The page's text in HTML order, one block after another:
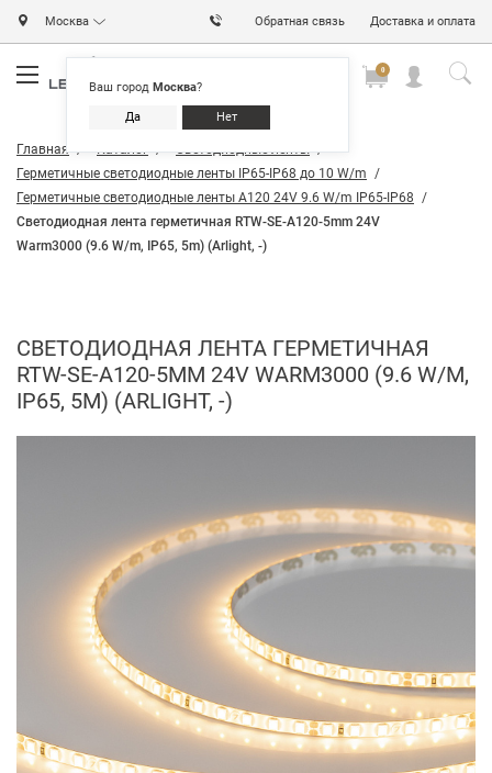
Москва
Ваш город Москва?
Да Нет
Обратная связь Доставка и оплата
0
Главная Каталог
Светодиодные ленты
Герметичные светодиодные ленты IP65-IP68 до 10 W/m
Герметичные светодиодные ленты A120 24V 9.6 W/m IP65-IP68
Светодиодная лента герметичная RTW-SE-A120-5mm 24V
Warm3000 (9.6 W/m, IP65, 5m) (Arlight, -)
СВЕТОДИОДНАЯ ЛЕНТА ГЕРМЕТИЧНАЯ
RTW-SE-A120-5MM 24V WARM3000 (9.6 W/M,
IP65, 5M) (ARLIGHT, -)